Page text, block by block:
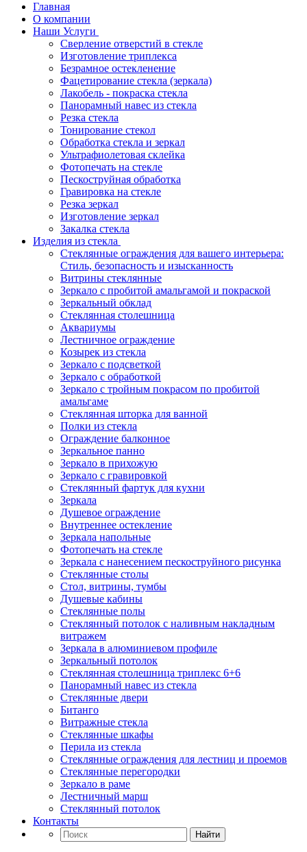
Главная
О компании
Наши Услуги
Cверление отверстий в стекле
Изготовление триплекса
Безрамное остекленение
Фацетирование стекла (зеркала)
Лакобель - покраска стекла
Панорамный навес из стекла
Резка стекла
Тонирование стекол
Обработка стекла и зеркал
Ультрафиолетовая склейка
Фотопечать на стекле
Пескоструйная обработка
Гравировка на стекле
Резка зеркал
Изготовление зеркал
Закалка стекла
Изделия из стекла
Стеклянные ограждения для вашего интерьера:
Стиль, безопасность и изысканность
Витрины стеклянные
Зеркало с пробитой амальгамой и покраской
Зеркальный обклад
Стеклянная столешница
Аквариумы
Лестничное ограждение
Козырек из стекла
Зеркало с подсветкой
Зеркало с обработкой
Зеркало с тройным покрасом по пробитой
амальгаме
Стеклянная шторка для ванной
Полки из стекла
Ограждение балконное
Зеркальное панно
Зеркало в прихожую
Зеркало с гравировкой
Стеклянный фартук для кухни
Зеркала
Душевое ограждение
Внутреннее остекление
Зеркала напольные
Фотопечать на стекле
Зеркала с нанесением пескоструйного рисунка
Стеклянные столы
Стол, витрины, тумбы
Душевые кабины
Стеклянные полы
Стеклянный потолок с наливным накладным
витражем
Зеркала в алюминиевом профиле
Зеркальный потолок
Стеклянная столешница триплекс 6+6
Панорамный навес из стекла
Стеклянные двери
Битанго
Витражные стекла
Стеклянные шкафы
Перила из стекла
Стеклянные ограждения для лестниц и проемов
Стеклянные перегородки
Зеркало в раме
Лестничный марш
Стеклянный потолок
Контакты
Найти